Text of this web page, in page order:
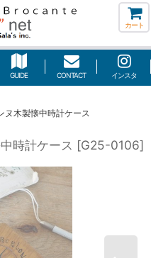
カート
GUIDE CONTACT インスタ
ヌ木製懐中時計ケース
時計ケース [G25-0106]